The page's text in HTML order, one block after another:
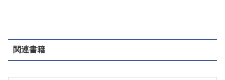
関連書籍